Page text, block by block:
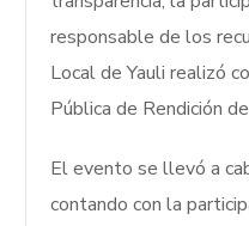
responsable de los
Local de Yauli realizó
Pública de Rendición
El evento se llevó a
contando con la